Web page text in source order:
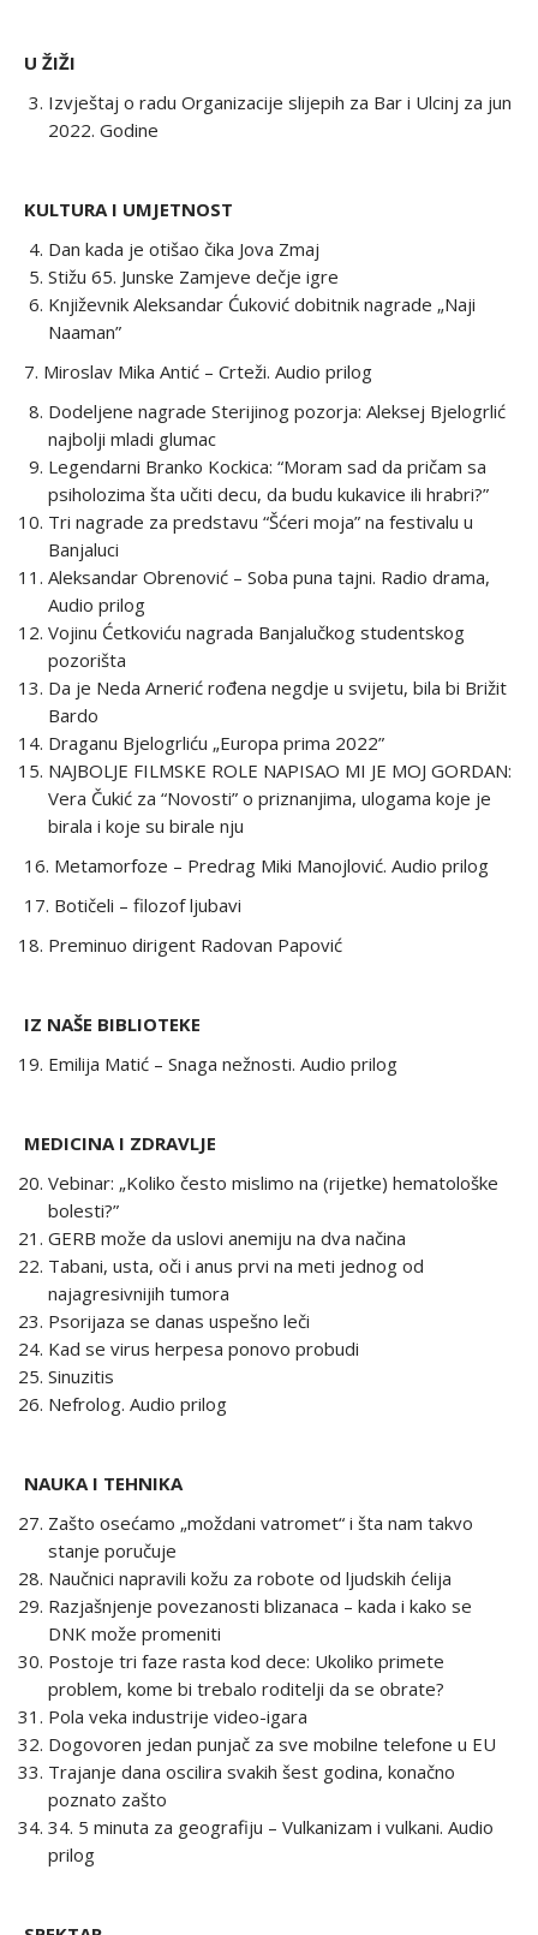
U ŽIŽI
Izvještaj o radu Organizacije slijepih za Bar i Ulcinj za jun
2022. Godine
KULTURA I UMJETNOST
Dan kada je otišao čika Jova Zmaj
Stižu 65. Junske Zamjeve dečje igre
Književnik Aleksandar Ćuković dobitnik nagrade „Naji
Naaman”
7. Miroslav Mika Antić – Crteži. Audio prilog
Dodeljene nagrade Sterijinog pozorja: Aleksej Bjelogrlić
najbolji mladi glumac
Legendarni Branko Kockica: “Moram sad da pričam sa
psiholozima šta učiti decu, da budu kukavice ili hrabri?”
Tri nagrade za predstavu “Šćeri moja” na festivalu u
Banjaluci
Aleksandar Obrenović – Soba puna tajni. Radio drama,
Audio prilog
Vojinu Ćetkoviću nagrada Banjalučkog studentskog
pozorišta
Da je Neda Arnerić rođena negdje u svijetu, bila bi Brižit
Bardo
Draganu Bjelogrliću „Europa prima 2022”
NAJBOLJE FILMSKE ROLE NAPISAO MI JE MOJ GORDAN:
Vera Čukić za “Novosti” o priznanjima, ulogama koje je
birala i koje su birale nju
16. Metamorfoze – Predrag Miki Manojlović. Audio prilog
17. Botičeli – filozof ljubavi
Preminuo dirigent Radovan Papović
IZ NAŠE BIBLIOTEKE
Emilija Matić – Snaga nežnosti. Audio prilog
MEDICINA I ZDRAVLJE
Vebinar: „Koliko često mislimo na (rijetke) hematološke
bolesti?”
GERB može da uslovi anemiju na dva načina
Tabani, usta, oči i anus prvi na meti jednog od
najagresivnijih tumora
Psorijaza se danas uspešno leči
Kad se virus herpesa ponovo probudi
Sinuzitis
Nefrolog. Audio prilog
NAUKA I TEHNIKA
Zašto osećamo „moždani vatromet“ i šta nam takvo
stanje poručuje
Naučnici napravili kožu za robote od ljudskih ćelija
Razjašnjenje povezanosti blizanaca – kada i kako se
DNK može promeniti
Postoje tri faze rasta kod dece: Ukoliko primete
problem, kome bi trebalo roditelji da se obrate?
Pola veka industrije video-igara
Dogovoren jedan punjač za sve mobilne telefone u EU
Trajanje dana oscilira svakih šest godina, konačno
poznato zašto
34. 5 minuta za geografiju – Vulkanizam i vulkani. Audio
prilog